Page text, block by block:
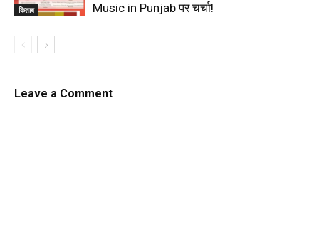
किताब
Music in Punjab पर चर्चा!
Leave a Comment